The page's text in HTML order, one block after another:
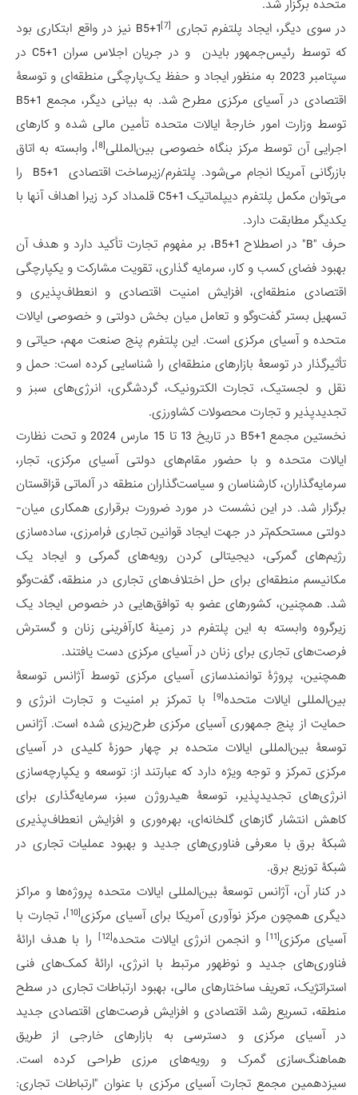
متحده برگزار شد.
در سوی دیگر، ایجاد پلتفرم تجاری [7]
B5+1 نیز در واقع ابتکاری بود
که توسط رئیس‌جمهور بایدن و در جریان اجلاس سران C5+1 در
سپتامبر 2023 به منظور ایجاد و حفظ یک‌پارچگی منطقه‌ای و توسعۀ
اقتصادی در آسیای مرکزی مطرح شد. به بیانی دیگر، مجمع B5+1
توسط وزارت امور خارجۀ ایالات متحده تأمین مالی شده و کارهای
اجرایی آن توسط مرکز بنگاه خصوصی بین‌المللی[8] ، وابسته به اتاق
بازرگانی آمریکا انجام می‌شود. پلتفرم/زیرساخت اقتصادی B5+1 را
می‌توان مکمل پلتفرم دیپلماتیک C5+1 قلمداد کرد زیرا اهداف آنها با
یکدیگر مطابقت دارد.
حرف "B" در اصطلاح B5+1، بر مفهوم تجارت تأکید دارد و هدف آن
بهبود فضای کسب و کار، سرمایه گذاری، تقویت مشارکت و یکپارچگی
اقتصادی منطقه‌ای، افزایش امنیت اقتصادی و انعطاف‌پذیری و
تسهیل بستر گفت‌وگو و تعامل میان بخش دولتی و خصوصی ایالات
متحده و آسیای مرکزی است. این پلتفرم پنج صنعت مهم، حیاتی و
تأثیرگذار در توسعۀ بازارهای منطقه‌ای را شناسایی کرده است: حمل و
نقل و لجستیک، تجارت الکترونیک، گردشگری، انرژی‌های سبز و
تجدیدپذیر و تجارت محصولات کشاورزی.
نخستین مجمع B5+1 در تاریخ 13 تا 15 مارس 2024 و تحت نظارت
ایالات متحده و با حضور مقام‌های دولتی آسیای مرکزی، تجار،
سرمایه‌گذاران، کارشناسان و سیاست‌گذاران منطقه در آلماتی قزاقستان
برگزار شد. در این نشست در مورد ضرورت برقراری همکاری میان-
دولتی مستحکم‌تر در جهت ایجاد قوانین تجاری فرامرزی، ساده‌سازی
رژیم‌های گمرکی، دیجیتالی کردن رویه‌های گمرکی و ایجاد یک
مکانیسم منطقه‌ای برای حل اختلاف‌های تجاری در منطقه، گفت‌وگو
شد. همچنین، کشورهای عضو به توافق‌هایی در خصوص ایجاد یک
زیرگروه وابسته به این پلتفرم در زمینۀ کارآفرینی زنان و گسترش
فرصت‌های تجاری برای زنان در آسیای مرکزی دست یافتند.
همچنین، پروژۀ توانمندسازی آسیای مرکزی توسط آژانس توسعۀ
بین‌المللی ایالات متحده[9]
با تمرکز بر امنیت و تجارت انرژی و
حمایت از پنج جمهوری آسیای مرکزی طرح‌ریزی شده است. آژانس
توسعۀ بین‌المللی ایالات متحده بر چهار حوزۀ کلیدی در آسیای
مرکزی تمرکز و توجه ویژه دارد که عبارتند از: توسعه و یکپارچه‌سازی
انرژی‌های تجدیدپذیر، توسعۀ هیدروژن سبز، سرمایه‌گذاری برای
کاهش انتشار گازهای گلخانه‌ای، بهره‌وری و افزایش انعطاف‌پذیری
شبکۀ برق با معرفی فناوری‌های جدید و بهبود عملیات تجاری در
شبکۀ توزیع برق.
در کنار آن، آژانس توسعۀ بین‌المللی ایالات متحده پروژه‌ها و مراکز
دیگری همچون مرکز نوآوری آمریکا برای آسیای مرکزی[10]
، تجارت با
آسیای مرکزی[11] و انجمن انرژی ایالات متحده[12]
را با هدف ارائۀ
فناوری‌های جدید و نوظهور مرتبط با انرژی، ارائۀ کمک‌های فنی
استراتژیک، تعریف ساختارهای مالی، بهبود ارتباطات تجاری در سطح
منطقه، تسریع رشد اقتصادی و افزایش فرصت‌های اقتصادی جدید
در آسیای مرکزی و دسترسی به بازارهای خارجی از طریق
هماهنگ‌سازی گمرک و رویه‌های مرزی طراحی کرده است.
سیزدهمین مجمع تجارت آسیای مرکزی با عنوان "ارتباطات تجاری: